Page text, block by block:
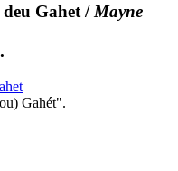
Gahet / Mayne
Gahét".